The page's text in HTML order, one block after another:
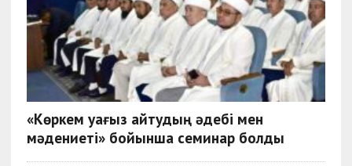
«Көркем уағыз айтудың әдебі мен
мәдениеті» бойынша семинар болды